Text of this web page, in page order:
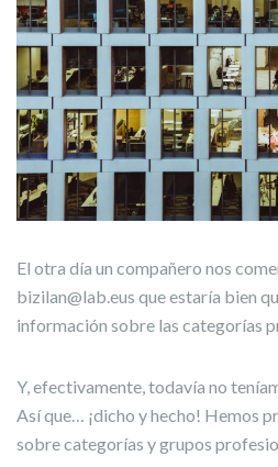
El otra día un compañero nos
bizilan@lab.eus que estaría bien
información sobre las categorías
Y, efectivamente, todavía no
Así que… ¡dicho y hecho! Hemos
sobre categorías y grupos